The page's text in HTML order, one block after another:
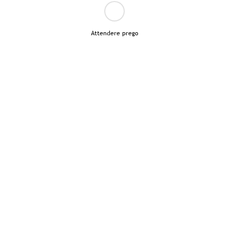
Attendere prego